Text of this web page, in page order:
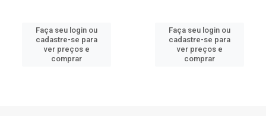
Faça seu login ou
cadastre-se para
ver preços e
comprar
Faça seu login ou
cadastre-se para
ver preços e
comprar